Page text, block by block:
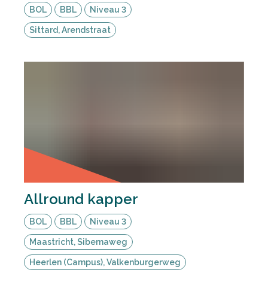
BOL BBL Niveau 3
Sittard, Arendstraat
Allround kapper
BOL BBL Niveau 3
Maastricht, Sibemaweg
Heerlen (Campus), Valkenburgerweg